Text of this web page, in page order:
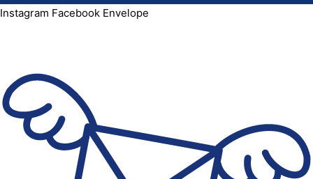
Instagram Facebook Envelope